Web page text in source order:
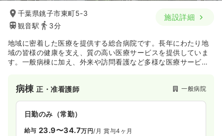
気になる 詳細を見る
外来 正看護師 一般病院
給与 28.7万円/月 賞与3.7ヶ月
※経験11年の例
時間
8:30～17:30
千葉県銚子市東町5-3
観音駅
3分
施設詳細
地域に密着した医療を提供する総合病院です。長年にわたり地
域の皆様の健康を支え、質の高い医療サービスを提供していま
す。一般病棟に加え、外来や訪問看護など多様な医療サービス
病棟正・准看護師 一般病院
日勤のみ（常勤）
給与 23.9〜34.7万円/月 賞与4ヶ月